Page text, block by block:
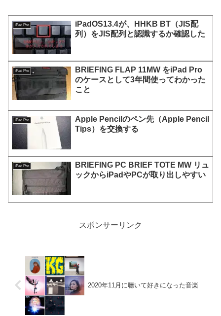
iPad Pro
iPadOS13.4が、HHKB BT（JIS配
列）をJIS配列と認識するか確認した
iPad Pro
BRIEFING FLAP 11MW をiPad Pro
のケースとして3年間使ってわかった
こと
iPad Pro
Apple Pencilのペン先（Apple Pencil
Tips）を交換する
iPad Pro
BRIEFING PC BRIEF TOTE MW リュ
ックからiPadやPCが取り出しやすい
スポンサーリンク
2020年11月に聴いて好きになった音楽